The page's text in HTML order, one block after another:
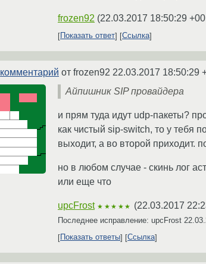
frozen92 (22.03.2017 18:50:29
Показать ответ
Ссылка
комментарий от frozen92 22.03.2017 18:50:29
Айпишник SIP провайдера
и прям туда идут udp-пакеты?
как чистый sip-switch, то у тебя
выходит, а во второй приходит.
но в любом случае - скинь лог
или еще что
upcFrost ★★★★★ (22.03.2017
Последнее исправление: upcFrost
Показать ответы
Ссылка